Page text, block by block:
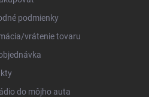
podmienky
vrátenie tovaru
do môjho auta